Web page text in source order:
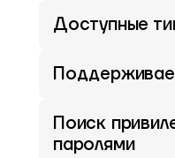
Доступные
Поиск
паролями